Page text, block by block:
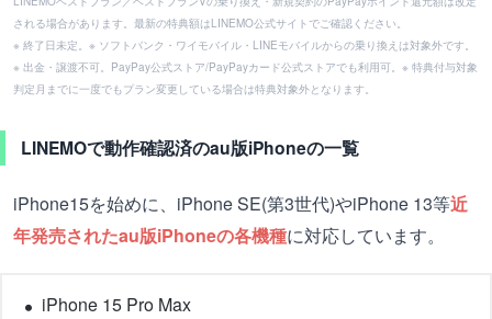
される場合があります。最新の特典額はLINEMO公式サイトでご確認ください。
※ 終了日未定。※ ソフトバンク・ワイモバイル・LINEモバイルからの乗り換えは対象外です。
※ 出金・譲渡不可。PayPay公式ストア/PayPayカード公式ストアでも利用可。※ 特典付与対象
判定月までに一度でもプラン変更している場合は特典対象外となります。
LINEMOで動作確認済のau版iPhoneの一覧
iPhone15を始めに、iPhone SE(第3世代)やiPhone 13等近
年発売されたau版iPhoneの各機種に対応しています。
iPhone 15 Pro Max